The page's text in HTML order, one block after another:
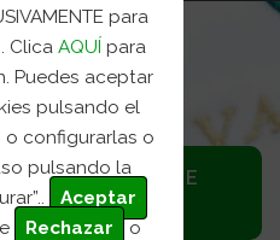
para
Clica AQUÍ para
Puedes aceptar
pulsando el
o configurarlas o
pulsando la
Aceptar
Rechazar
o
EL LIBRO DE
2017